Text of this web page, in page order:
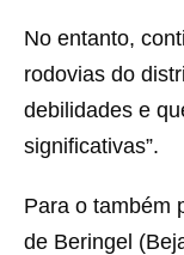
No entanto,
rodovias do
debilidades e
significativas”.
Para o também
de Beringel